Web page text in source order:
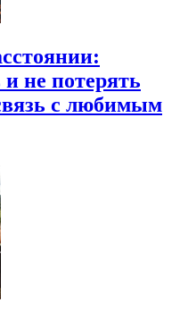
не потерять
с любимым